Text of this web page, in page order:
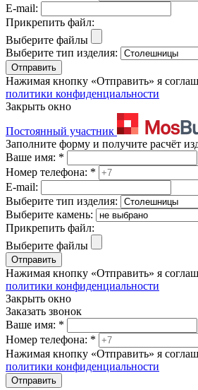
E-mail:
Прикрепить файл:
Выберите файлы
Выберите тип изделия:
Отправить
Нажимая кнопку «Отправить» я
политики конфиденциальности
Закрыть окно
Постоянный участник
Заполните форму и получите расчёт
Ваше имя: *
Номер телефона: *
E-mail:
Выберите тип изделия:
Выберите камень:
Прикрепить файл:
Выберите файлы
Отправить
Нажимая кнопку «Отправить» я
политики конфиденциальности
Закрыть окно
Заказать звонок
Ваше имя: *
Номер телефона: *
Нажимая кнопку «Отправить» я
политики конфиденциальности
Отправить